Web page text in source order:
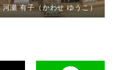
河瀬 有子（かわせ ゆうこ）